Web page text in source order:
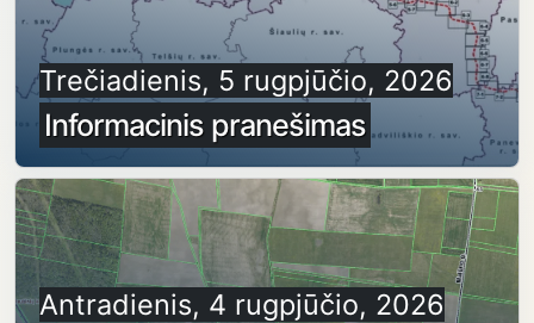
Trečiadienis, 5 rugpjūčio, 2026
Informacinis pranešimas
Antradienis, 4 rugpjūčio, 2026